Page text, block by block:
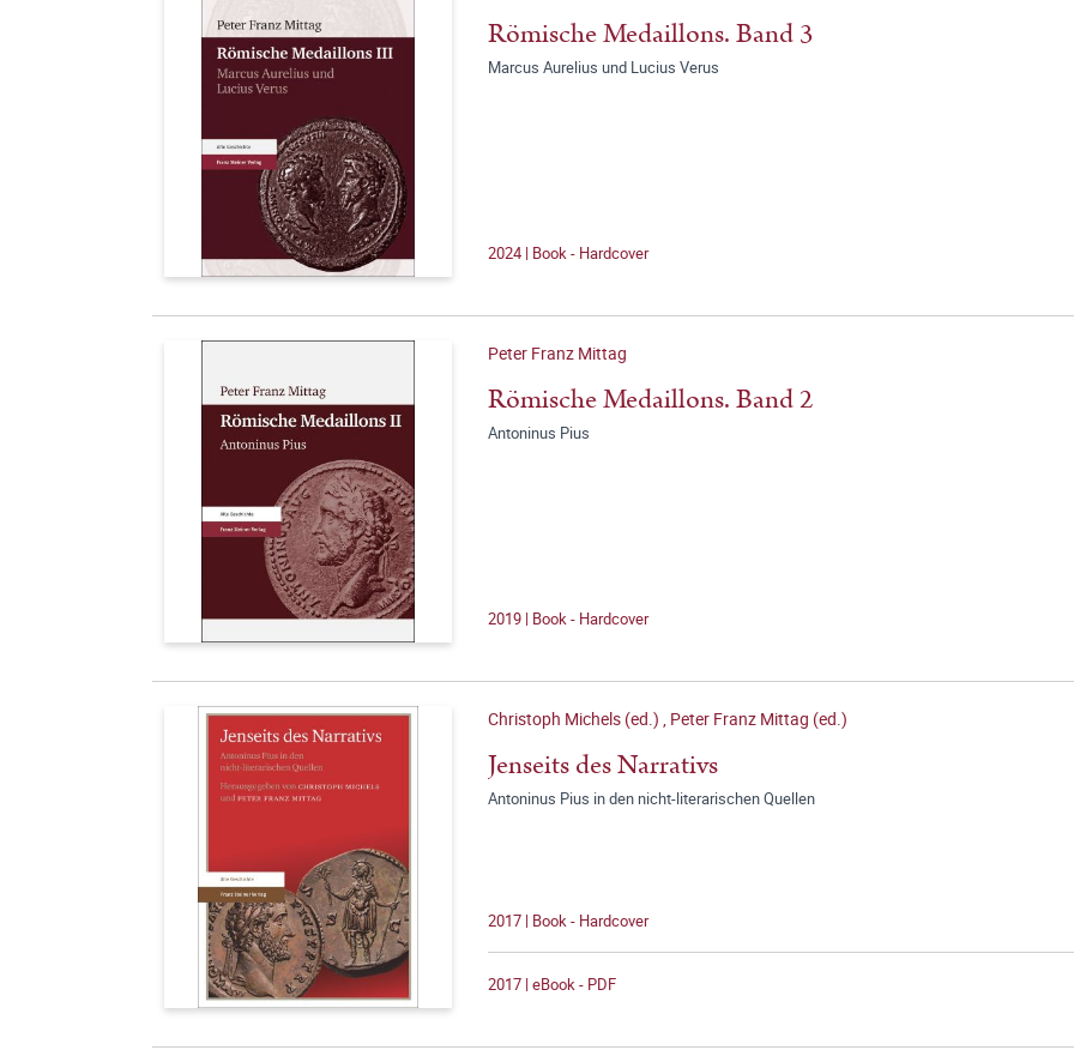
Römische Medaillons. Band 3
Marcus Aurelius und Lucius Verus
2024 | Book - Hardcover
Peter Franz Mittag
Römische Medaillons. Band 2
Antoninus Pius
2019 | Book - Hardcover
Christoph Michels (ed.) , Peter Franz Mittag (ed.)
Jenseits des Narrativs
Antoninus Pius in den nicht-literarischen Quellen
2017 | Book - Hardcover
2017 | eBook - PDF